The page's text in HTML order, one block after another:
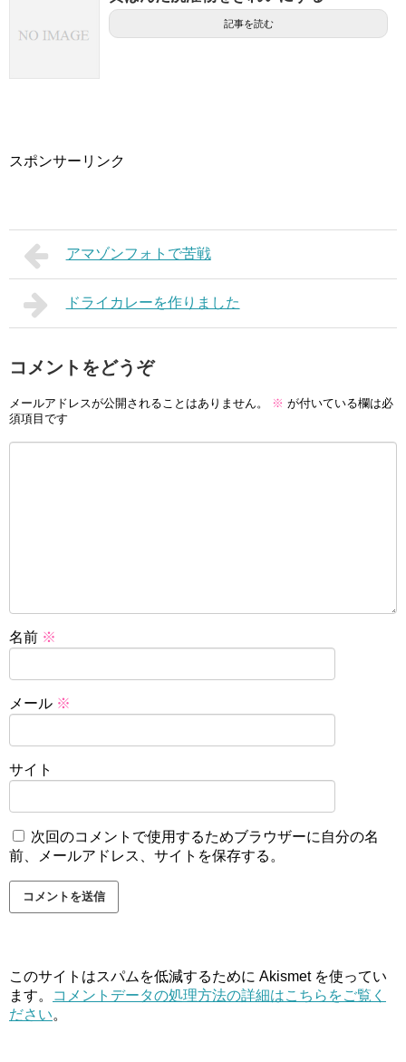
記事を読む
スポンサーリンク
アマゾンフォトで苦戦
ドライカレーを作りました
コメントをどうぞ
メールアドレスが公開されることはありません。 ※ が付いている欄は必
須項目です
名前 ※
メール ※
サイト
次回のコメントで使用するためブラウザーに自分の名
前、メールアドレス、サイトを保存する。
このサイトはスパムを低減するために Akismet を使ってい
ます。
コメントデータの処理方法の詳細はこちらをご覧く
ださい。